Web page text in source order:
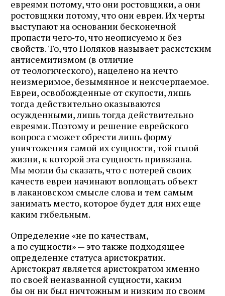
евреями потому, что они ростовщики, а они
ростовщики потому, что они евреи. Их черты
выступают на основании бесконечной
пропасти чего‑то, что неописуемо и без
свойств. То, что Поляков называет расистским
антисемитизмом (в отличие
от теологического), нацелено на нечто
неизмеримое, безымянное и неисчерпаемое.
Евреи, освобожденные от скупости, лишь
тогда действительно оказываются
осужденными, лишь тогда действительно
евреями. Поэтому и решение еврейского
вопроса сможет обрести лишь форму
уничтожения самой их сущности, той голой
жизни, к которой эта сущность привязана.
Мы могли бы сказать, что с потерей своих
качеств евреи начинают воплощать объект
в лакановском смысле слова и тем самым
занимать место, которое будет для них еще
каким гибельным.
Определение «не по качествам,
а по сущности» — это также подходящее
определение статуса аристократии.
Аристократ является аристократом именно
по своей неназванной сущности, каким
бы он ни был ничтожным и низким по своим